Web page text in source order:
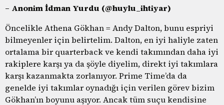
– Anonim İdman Yurdu (@huylu_ihtiyar)
Öncelikle Athena Gökhan = Andy Dalton, bunu espriyi
bilmeyenler için belirtelim. Dalton, en iyi haliyle zaten
ortalama bir quarterback ve kendi takımından daha iyi
rakiplere karşı ya da şöyle diyelim, direkt iyi takımlara
karşı kazanmakta zorlanıyor. Prime Time’da da
genelde iyi takımlar oynadığı için verilen görev bizim
Gökhan’ın boyunu aşıyor. Ancak tüm suçu kendisine